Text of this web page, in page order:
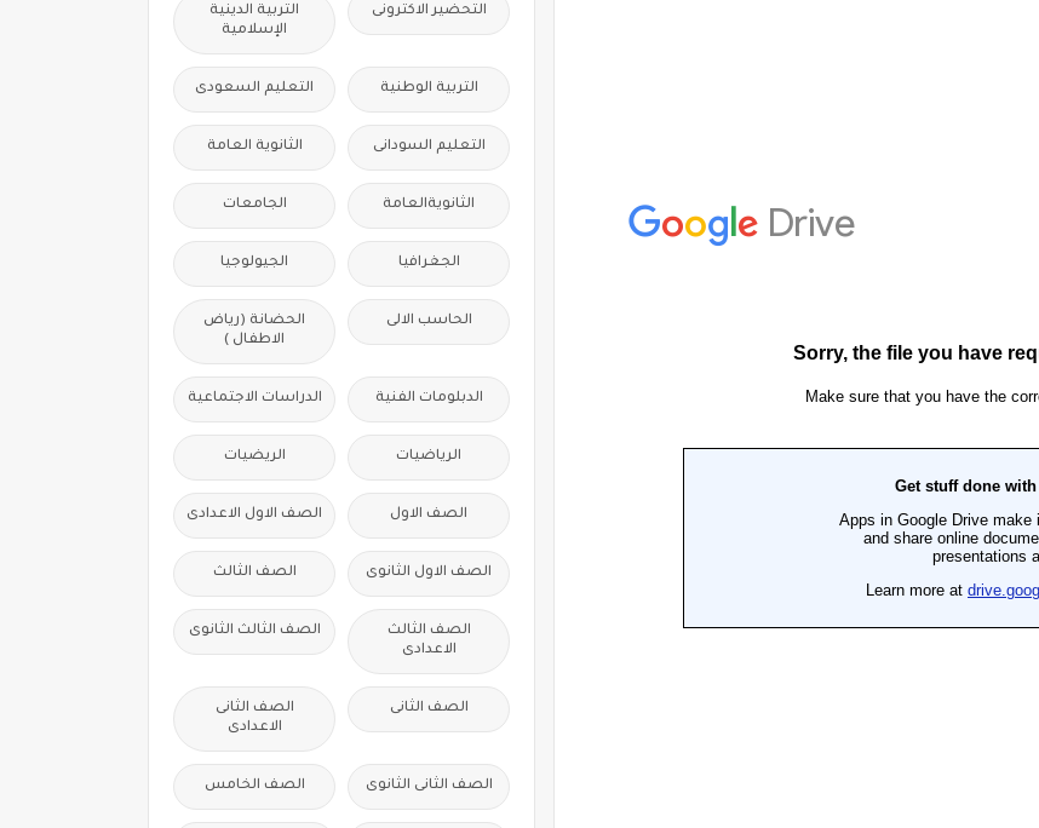
التحضير الاكترونى
التربية الدينية
الإسلامية
التربية الوطنية التعليم السعودى
التعليم السودانى الثانوية العامة
الثانويةالعامة الجامعات
الجغرافيا الجيولوجيا
الحاسب الالى
الحضانة (رياض
الاطفال )
الدبلومات الفنية الدراسات الاجتماعية
الرياضيات الريضيات
الصف الاول الصف الاول الاعدادى
الصف الاول الثانوى الصف الثالث
الصف الثالث
الاعدادى
الصف الثالث الثانوى
الصف الثانى
الصف الثانى
الاعدادى
الصف الثانى الثانوى الصف الخامس